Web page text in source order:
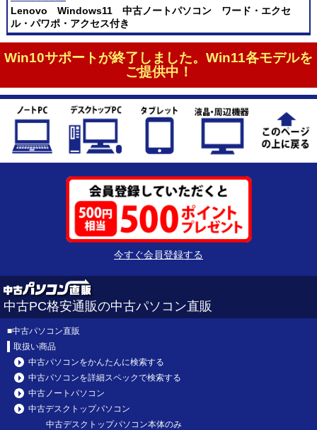
Lenovo Windows11 中古ノートパソコン ワード・エクセ
ル・パワポ・アクセス付き
Win10サポートが終了しました。Win11各モデルを
ご提供中！
今すぐ会員登録する
中古PC格安通販の中古パソコン直販
■中古パソコン直販
取扱い商品
中古パソコンをかんたんに検索する
中古パソコンを詳細スペックで検索する
中古ノートパソコン
中古デスクトップパソコン
中古デスクトップパソコン本体のみ